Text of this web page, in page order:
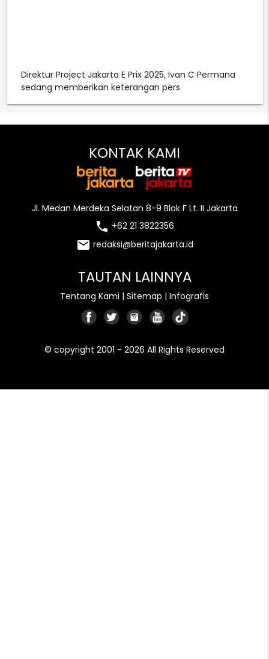
Direktur Project Jakarta E Prix 2025, Ivan C Permana
sedang memberikan keterangan pers
KONTAK KAMI
Jl. Medan Merdeka Selatan 8-9 Blok F Lt. II Jakarta
local_phone +62 21 3822356
email redaksi@beritajakarta.id
TAUTAN LAINNYA
Tentang Kami | Sitemap | Infografis
© copyright 2001 - 2026 All Rights Reserved